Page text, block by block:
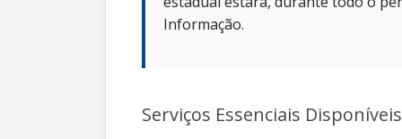
Informação.
Serviços Essenciais